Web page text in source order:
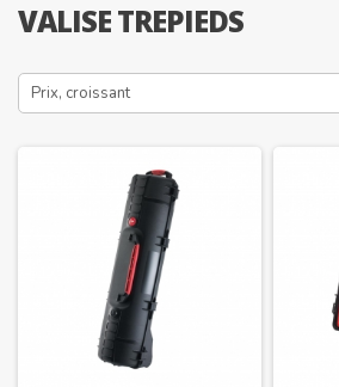
VALISE TREPIEDS
Prix, croissant